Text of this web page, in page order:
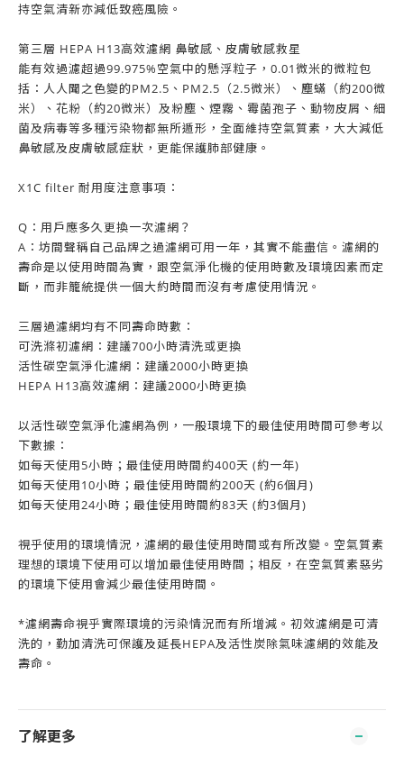
持空氣清新亦減低致癌風險。
第三層 HEPA H13高效濾網 鼻敏感、皮膚敏感救星
能有效過濾超過99.975%空氣中的懸浮粒子， 0.01微米的微粒包
括：人人聞之色變的PM2.5 、 PM2.5 （2.5微米）、塵蟎（約200微
米）、花粉（約20微米）及粉塵、煙霧、霉菌孢子、動物皮屑、細
菌及病毒等多種污染物都無所遁形，全面維持空氣質素，大大減低
鼻敏感及皮膚敏感症狀，更能保護肺部健康。
X1C filter 耐用度注意事項：
Q ：用戶應多久更換一次濾網？
A ：坊間聲稱自己品牌之過濾網可用一年，其實不能盡信。濾網的
壽命是以使用時間為實，跟空氣淨化機的使用時數及環境因素而定
斷，而非籠統提供一個大約時間而沒有考慮使用情況。
三層過濾網均有不同壽命時數：
可洗滌初濾網：建議700小時清洗或更換
活性碳空氣淨化濾網：建議2000小時更換
HEPA H13高效濾網：建議2000小時更換
以活性碳空氣淨化濾網為例，一般環境下的最佳使用時間可參考以
下數據：
如每天使用5小時；最佳使用時間約400天 (約一年)
如每天使用10小時；最佳使用時間約200天 (約6個月)
如每天使用24小時；最佳使用時間約83天 (約3個月)
視乎使用的環境情況，濾網的最佳使用時間或有所改變。空氣質素
理想的環境下使用可以增加最佳使用時間；相反，在空氣質素惡劣
的環境下使用會減少最佳使用時間。
*濾網壽命視乎實際環境的污染情況而有所增減。初效濾網是可清
洗的，勤加清洗可保護及延長HEPA及活性炭除氣味濾網的效能及
壽命。
了解更多